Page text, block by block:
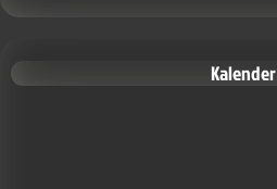
Kalender